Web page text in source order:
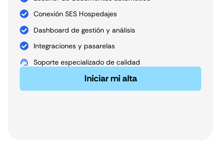
Conexión SES Hospedajes
Dashboard de gestión y análisis
Integraciones y pasarelas
Soporte especializado de calidad
Iniciar mi alta